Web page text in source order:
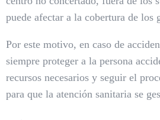
puede afectar a la cobertura de los
Por este motivo, en caso de
siempre proteger a la persona
recursos necesarios y seguir el
para que la atención sanitaria se